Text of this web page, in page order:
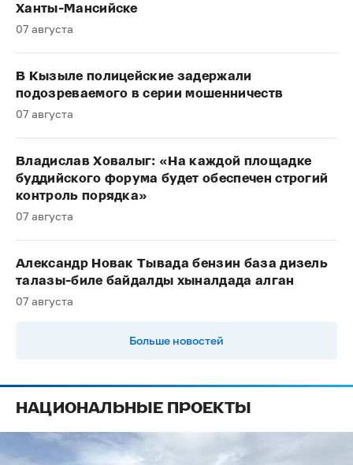
Ханты-Мансийске
07 августа
В Кызыле полицейские задержали
подозреваемого в серии мошенничеств
07 августа
Владислав Ховалыг: «На каждой площадке
буддийского форума будет обеспечен строгий
контроль порядка»
07 августа
Александр Новак Тывада бензин база дизель
талазы-биле байдалды хыналдада алган
07 августа
Больше новостей
НАЦИОНАЛЬНЫЕ ПРОЕКТЫ